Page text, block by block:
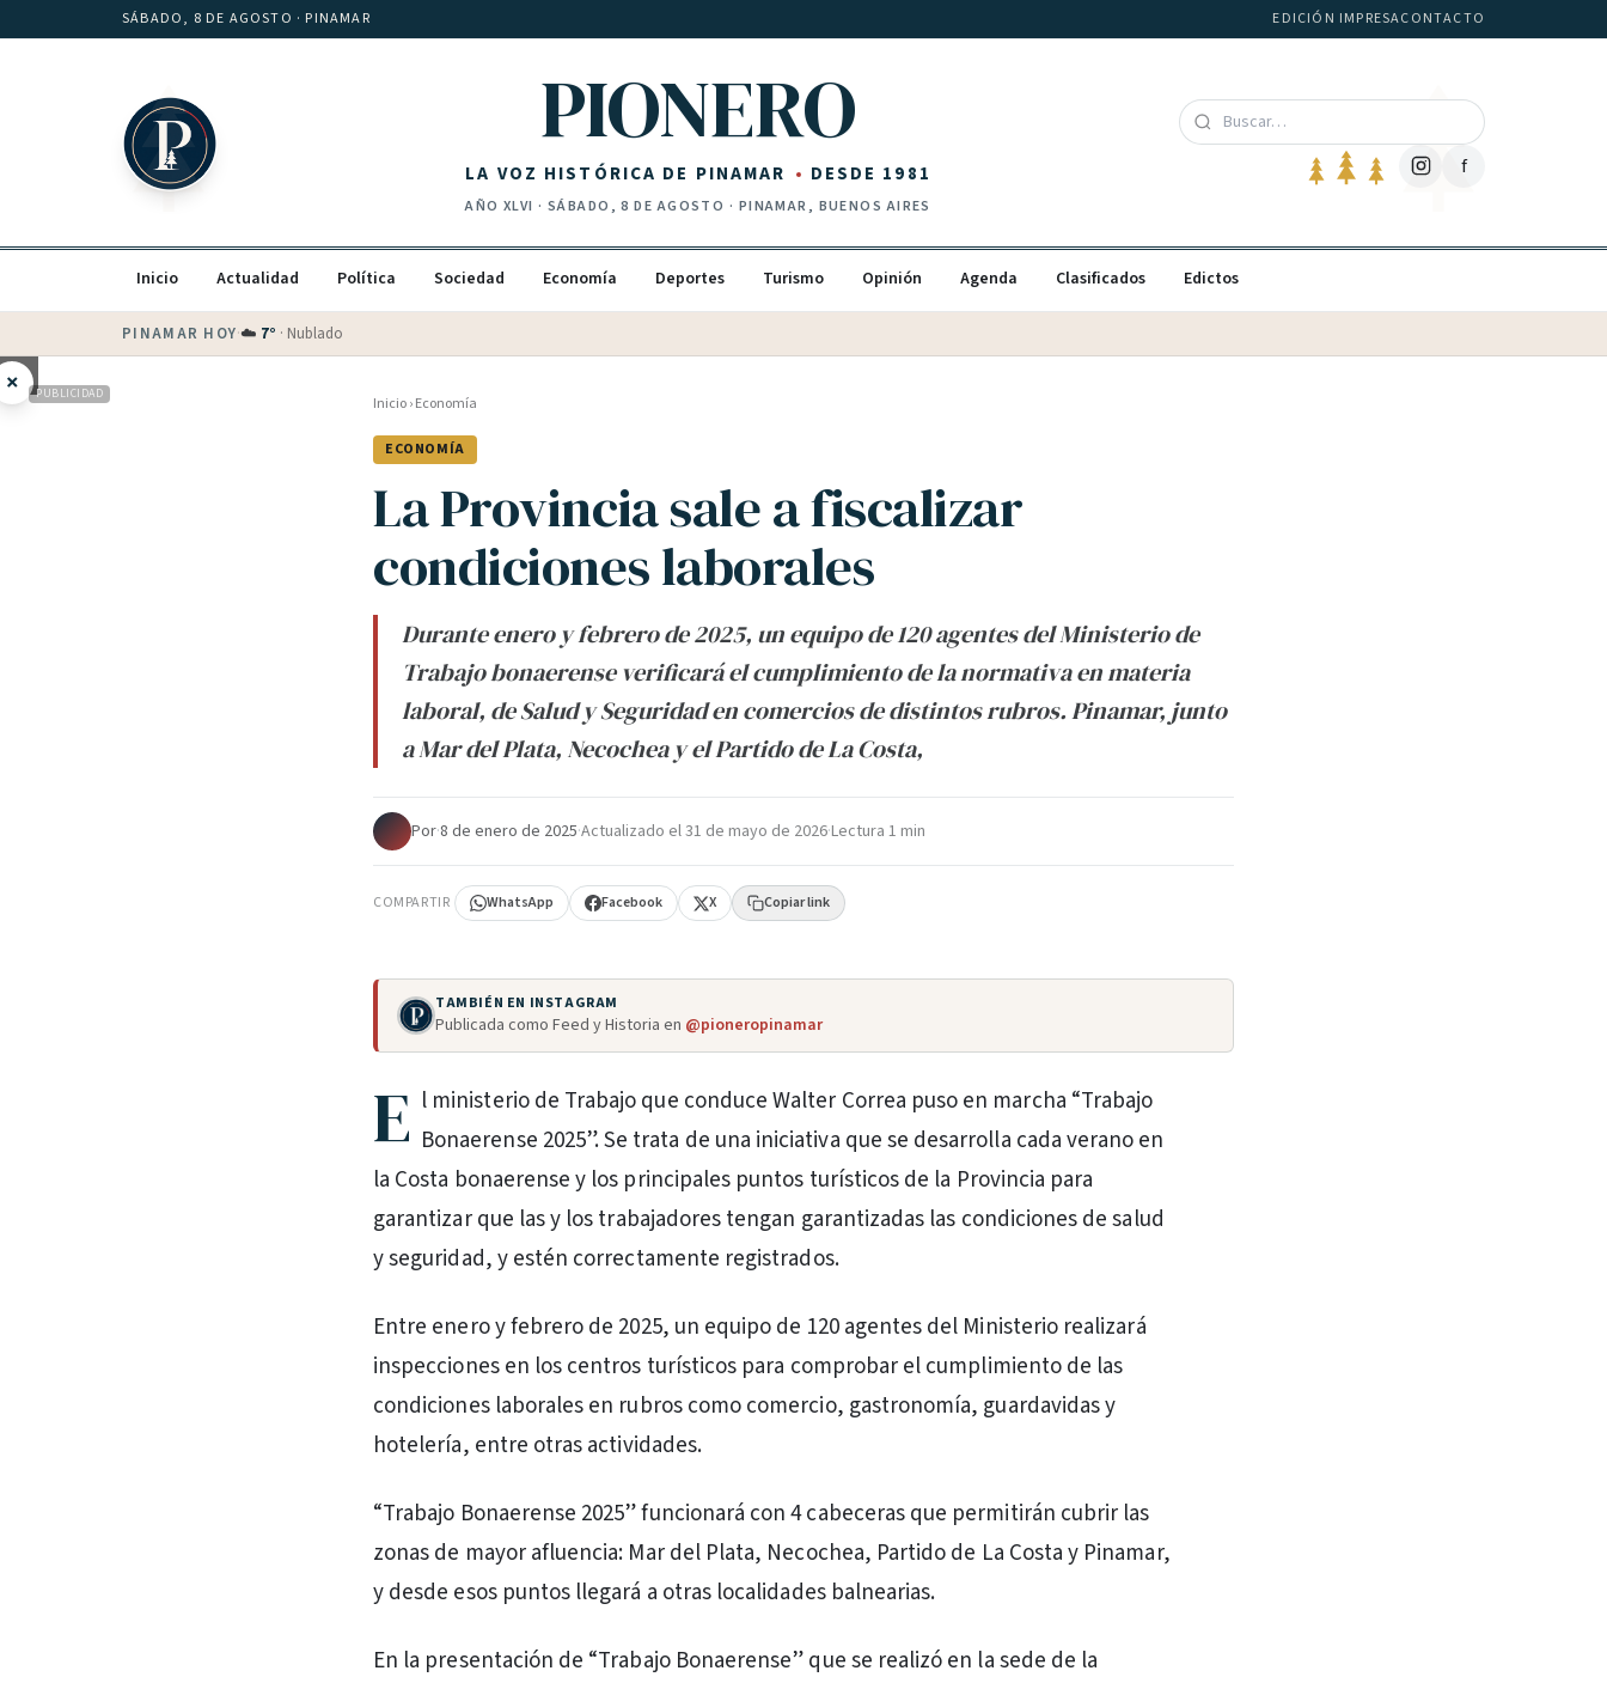
Saltar al contenidoSÁBADO, 8 DE AGOSTO · PINAMAR EDICIÓN IMPRESACONTACTO
PIONERO
LA VOZ HISTÓRICA DE PINAMAR DESDE 1981
AÑO XLVI · SÁBADO, 8 DE AGOSTO · PINAMAR, BUENOS AIRES
f
Inicio Actualidad Política Sociedad Economía Deportes Turismo Opinión Agenda Clasificados Edictos
PINAMAR HOY·💵 Dólar blue$1525
× PUBLICIDAD Inicio›Economía
ECONOMÍA
La Provincia sale a fiscalizar
condiciones laborales
Durante enero y febrero de 2025, un equipo de 120 agentes del Ministerio de
Trabajo bonaerense verificará el cumplimiento de la normativa en materia
laboral, de Salud y Seguridad en comercios de distintos rubros. Pinamar, junto
a Mar del Plata, Necochea y el Partido de La Costa,
Por·8 de enero de 2025·Actualizado el31 de mayo de 2026·Lectura 1 min
COMPARTIR WhatsApp Facebook X Copiar link
TAMBIÉN EN INSTAGRAM
Publicada como Feed y Historia en @pioneropinamar
E l ministerio de Trabajo que conduce Walter Correa puso en marcha “Trabajo
Bonaerense 2025”. Se trata de una iniciativa que se desarrolla cada verano en
la Costa bonaerense y los principales puntos turísticos de la Provincia para
garantizar que las y los trabajadores tengan garantizadas las condiciones de salud
y seguridad, y estén correctamente registrados.
Entre enero y febrero de 2025, un equipo de 120 agentes del Ministerio realizará
inspecciones en los centros turísticos para comprobar el cumplimiento de las
condiciones laborales en rubros como comercio, gastronomía, guardavidas y
hotelería, entre otras actividades.
“Trabajo Bonaerense 2025” funcionará con 4 cabeceras que permitirán cubrir las
zonas de mayor afluencia: Mar del Plata, Necochea, Partido de La Costa y Pinamar,
y desde esos puntos llegará a otras localidades balnearias.
En la presentación de “Trabajo Bonaerense” que se realizó en la sede de la